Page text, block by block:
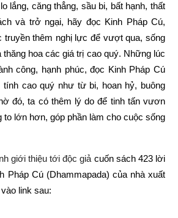
lắng, căng thẳng, sầu bi, bất hạnh, thất
và trở ngại, hãy đọc Kinh Pháp Cú,
thêm nghị lực để vượt qua, sống
hoa các giá trị cao quý. Những lúc
công, hạnh phúc, đọc Kinh Pháp Cú
cao quý như từ bi, hoan hỷ, buông
đó, ta có thêm lý do để tinh tấn vươn
to lớn hơn, góp phần làm cho cuộc sống
giới thiệu tới độc giả cuốn sách 423 lời
Pháp Cú (Dhammapada) của nhà xuất
link sau: